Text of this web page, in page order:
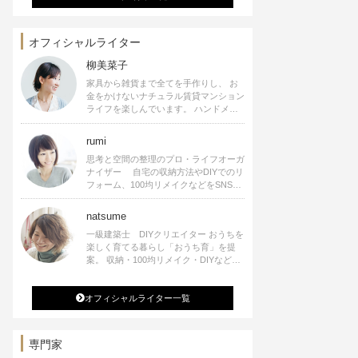
オフィシャルライター
柳美菜子
家具から雑貨まで全てを手作りし、 お
金をかけないナチュラル賃貸マンション
ライフを楽しんでいます。 ハンドメイ
ド雑貨やインテリアに関する著書も出
ます。
rumi
思考と空間の整理のプロ・ライフオーガ
ナイザー 自宅の収納方法やDIYでのリ
フォーム、100均リメイクなどをSNSで
公開中。 収納やリメイク、インテリア
シピ提供、店舗プロデュース 2016年９
月に宝島社より【Rumiのおうち時間を
楽しむインテリア】を出版しました。
natsume
一級建築士 DIYクリエイター おうちを
楽しく育てる暮らし「おうち育」を提
案。 収納・100均リメイク・DIYなどお
発信中。 著書 なつめさんちの新しい
のになつかしいアンティークな部屋つく
り 雑誌掲載・TV出演・コラム執筆・
オフィシャルライター一覧
専門家